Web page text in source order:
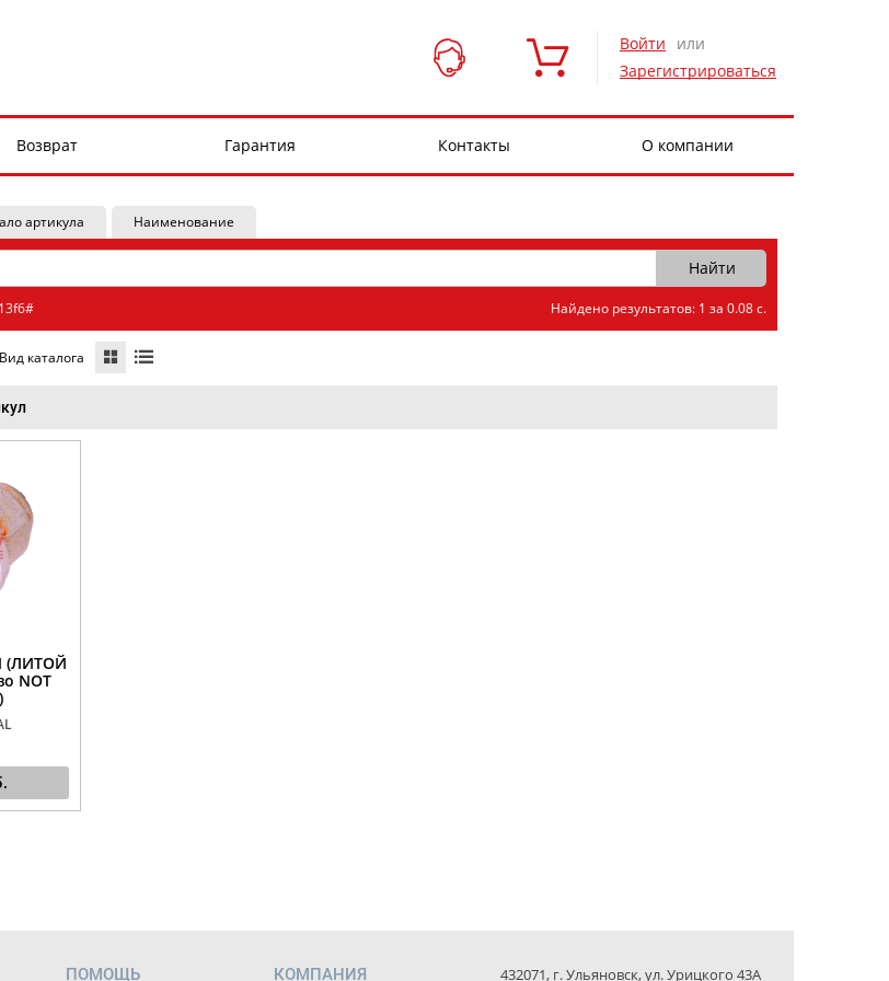
Войти
или
Зарегистрироваться
Возврат Гарантия Контакты О компании
артикула Наименование
Найдено результатов: 1 за 0.08 с.
Вид каталога
(ЛИТОЙ
NOT
ПОМОЩЬ КОМПАНИЯ 432071, г. Ульяновск, ул. Урицкого 43А